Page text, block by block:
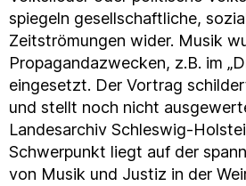
spiegeln gesellschaftliche,
Zeitströmungen wider. Musik
Propagandazwecken, z.B. im
eingesetzt. Der Vortrag
und stellt noch nicht
Landesarchiv Schleswig-
Schwerpunkt liegt auf der
von Musik und Justiz in der